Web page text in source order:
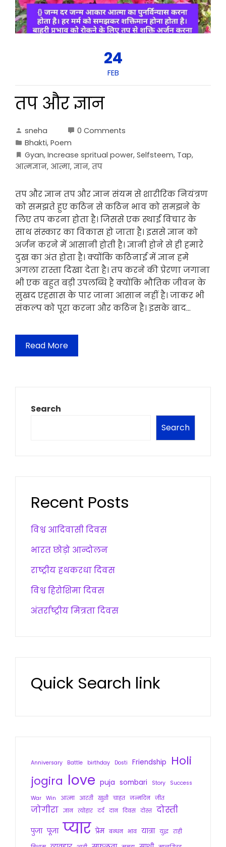
24
FEB
तप और ज्ञान
sneha
0 Comments
Bhakti, Poem
Gyan, Increase spritual power, Selfsteem, Tap,
आत्मज्ञान, आत्मा, ज्ञान, तप
तप और ज्ञान तप और ज्ञान संयम से शारीरिक नियंत्रण
को समझते हुए कठिन से कठिन भाव को समझने के
लिए तप करना होता है। जिससे एक स्थाई विचार के
साथ संस्कार का विकास हो जाता है। इससे ज्ञान को
अर्जन करने में आसानी होती है। ज्ञानी होने से ही हमारे
दुख का अंत होता है। क्योंकि कठिनाई में ज्ञान हमे
अगला रास्ता दिखा देता है। तप करने की प्रेरणा जगाना
भी एक बहुत बड़ी उपलब्धि है क्योंकि भौतिक जीवन के
सुखद एहसास के पार जाना आसान नहीं है। जाकर भी
संकल्प को पूरा करना और कठिन है। इसके बाद…
Read More
Search
Search
Recent Posts
विश्व आदिवासी दिवस
भारत छोड़ो आन्दोलन
राष्ट्रीय हथकरधा दिवस
विश्व हिरोशिमा दिवस
अंतर्राष्ट्रीय मित्रता दिवस
Quick Search link
Anniversary Battle birthday Dosti Friendship
Holi
jogira love puja sombari Story
Success
War Win आत्मा आरती खुशी चाहत जन्मदिन जीत
जोगीरा ज्ञान त्योहार दर्द दान दिवस दोस्त दोस्ती
पुजा पूजा प्यार प्रेम बन्धन भाव यात्रा युद्ध राही